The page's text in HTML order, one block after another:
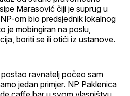
Marasović čiji je suprug u
om bio predsjednik lokalnog
je mobingiran na poslu,
boriti se ili otići iz ustanove.
ravnatelj počeo sam
jedan primjer. NP Paklenica